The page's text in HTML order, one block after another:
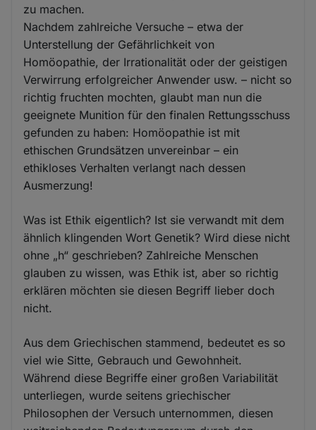
zu machen.
Nachdem zahlreiche Versuche – etwa der
Unterstellung der Gefährlichkeit von
Homöopathie, der Irrationalität oder der geistigen
Verwirrung erfolgreicher Anwender usw. – nicht so
richtig fruchten mochten, glaubt man nun die
geeignete Munition für den finalen Rettungsschuss
gefunden zu haben: Homöopathie ist mit
ethischen Grundsätzen unvereinbar – ein
ethikloses Verhalten verlangt nach dessen
Ausmerzung!
Was ist Ethik eigentlich? Ist sie verwandt mit dem
ähnlich klingenden Wort Genetik? Wird diese nicht
ohne „h“ geschrieben? Zahlreiche Menschen
glauben zu wissen, was Ethik ist, aber so richtig
erklären möchten sie diesen Begriff lieber doch
nicht.
Aus dem Griechischen stammend, bedeutet es so
viel wie Sitte, Gebrauch und Gewohnheit.
Während diese Begriffe einer großen Variabilität
unterliegen, wurde seitens griechischer
Philosophen der Versuch unternommen, diesen